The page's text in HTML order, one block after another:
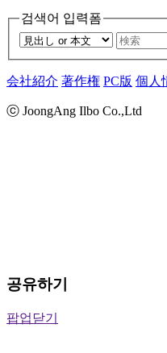
검색어 입력폼
会社紹介 著作権 PC版 個人
ⓒ JoongAng Ilbo Co.,Ltd
공유하기
팝업닫기